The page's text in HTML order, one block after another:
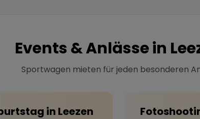
Events & Anlässe in
Sportwagen mieten für jeden besonderen
in Leezen